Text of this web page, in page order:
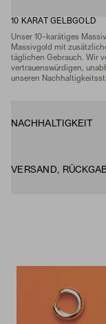
10 KARAT GELBGOLD
Unser 10-karätiges
Massivgold mit
täglichen Gebrauch. Wir
vertrauenswürdigen,
unseren
NACHHALTIGKEIT
VERSAND,